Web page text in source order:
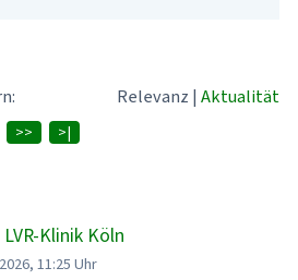
Relevanz | Aktualität
>> >|
Klinik Köln
11:25 Uhr